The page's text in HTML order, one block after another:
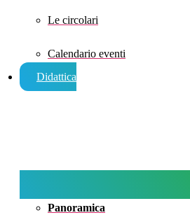
Le circolari
Calendario eventi
Didattica
Panoramica